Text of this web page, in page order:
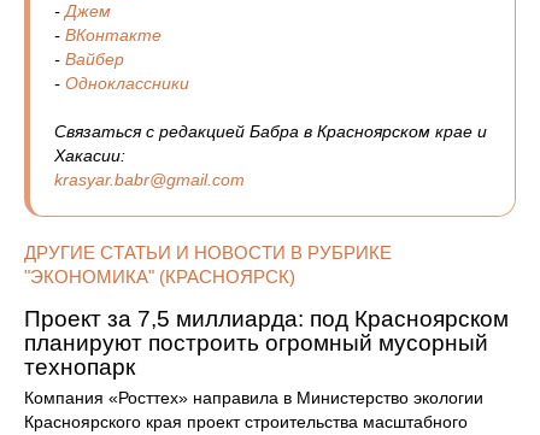
-Джем
- ВКонтакте
- Вайбер
- Одноклассники
Связаться с редакцией Бабра в Красноярском крае и
Хакасии:
krasyar.babr@gmail.com
ДРУГИЕ СТАТЬИ И НОВОСТИ В РУБРИКЕ
"ЭКОНОМИКА" (КРАСНОЯРСК)
Проект за 7,5 миллиарда: под Красноярском
планируют построить огромный мусорный
технопарк
Компания «Росттех» направила в Министерство экологии
Красноярского края проект строительства масштабного